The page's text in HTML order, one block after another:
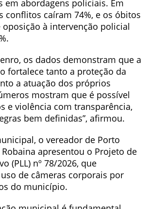
em abordagens policiais. Em
conflitos caíram 74%, e os óbitos
à intervenção policial
os dados demonstram que a
fortalece tanto a proteção da
a atuação dos próprios
mostram que é possível
e violência com transparência,
bem definidas”, afirmou.
o vereador de Porto
apresentou o Projeto de
(PLL) nº 78/2026, que
de câmeras corporais por
do município.